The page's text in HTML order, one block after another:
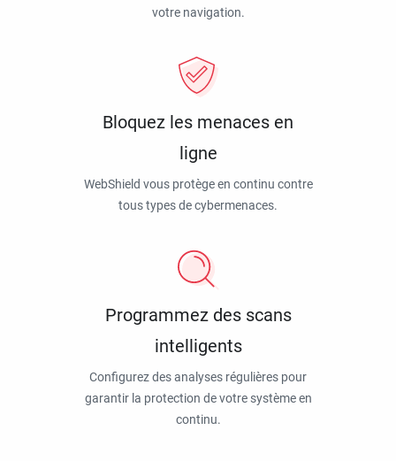
votre navigation.
Bloquez les menaces en
ligne
WebShield vous protège en continu contre
tous types de cybermenaces.
Programmez des scans
intelligents
Configurez des analyses régulières pour
garantir la protection de votre système en
continu.